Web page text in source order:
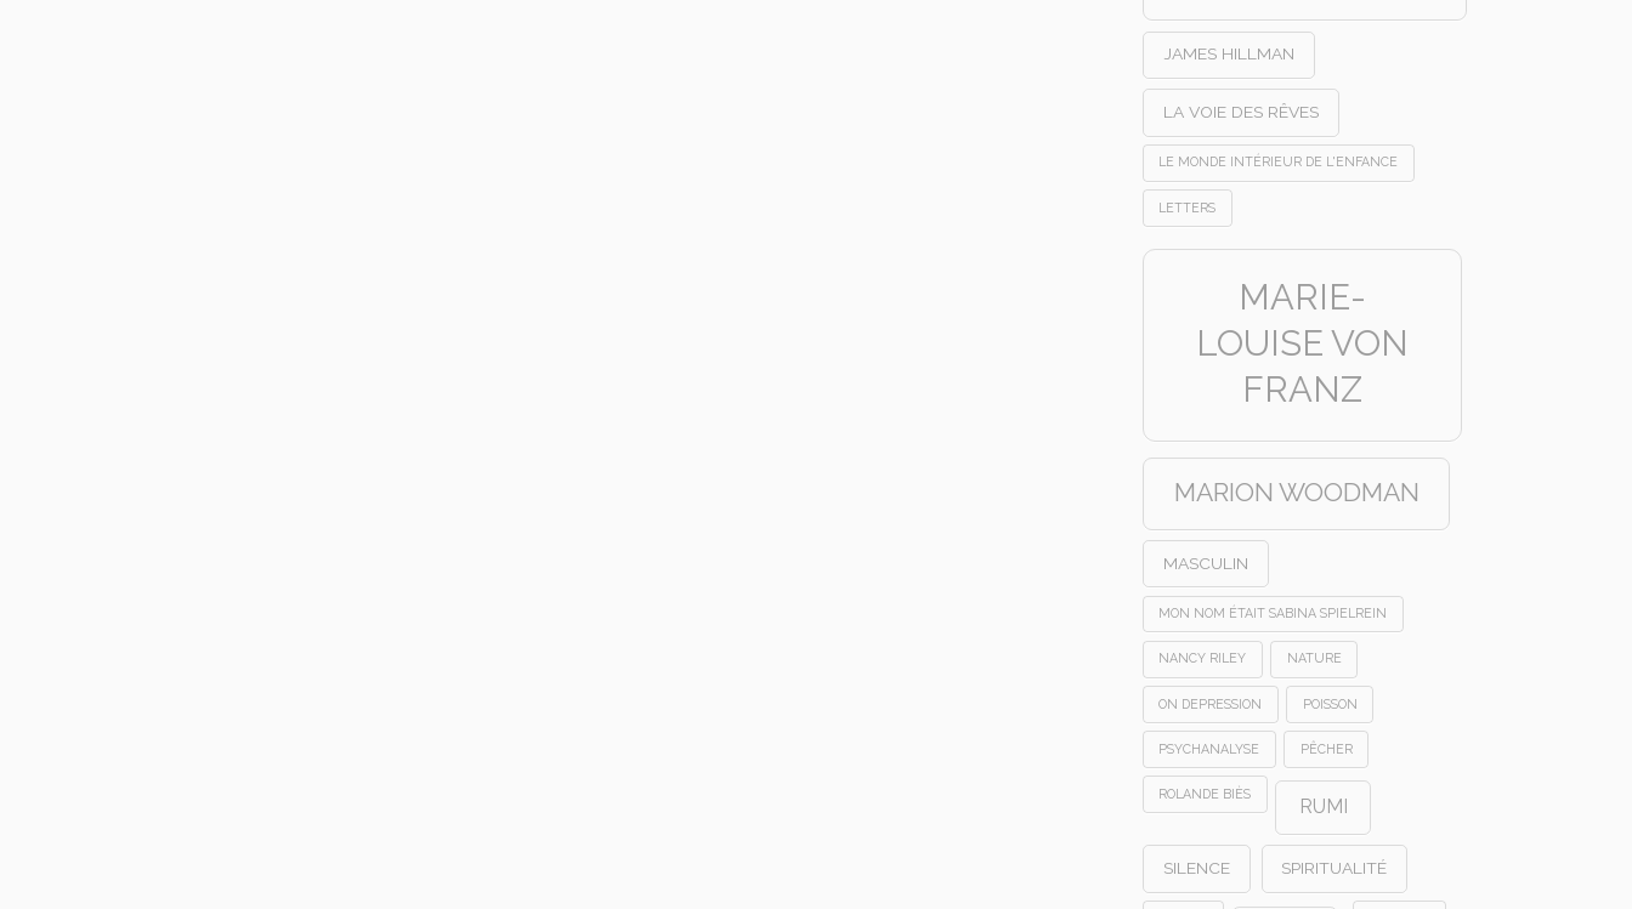
JAMES HILLMAN
LA VOIE DES RÊVES
LE MONDE INTÉRIEUR DE L'ENFANCE
LETTERS
MARIE-
LOUISE VON
FRANZ
MARION WOODMAN
MASCULIN
MON NOM ÉTAIT SABINA SPIELREIN
NANCY RILEY NATURE
ON DEPRESSION POISSON
PSYCHANALYSE PÊCHER
ROLANDE BIÈS
RUMI
SILENCE SPIRITUALITÉ